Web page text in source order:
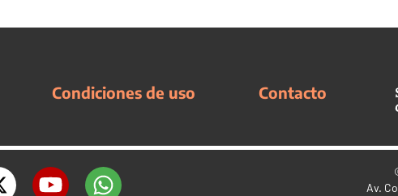
Condiciones de uso Contacto
Av.